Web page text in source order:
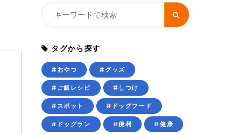
タグから探す
#おやつ #グッズ
#ご飯レシピ #しつけ
#スポット #ドッグフード
#ドッグラン #便利 #健康